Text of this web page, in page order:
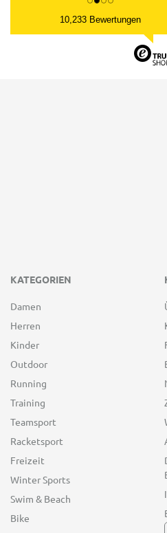
10,233 Bewertungen
KATEGORIEN
Damen
Herren
Kinder
Outdoor
Running
Training
Teamsport
Racketsport
Freizeit
Winter Sports
Swim & Beach
Bike